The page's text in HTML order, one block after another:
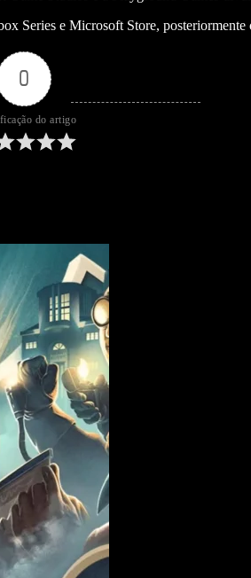
Series e Microsoft Store, posteriormente
0
do artigo